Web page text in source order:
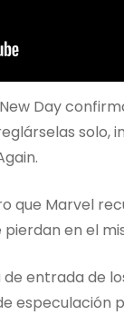
Day
solo,
que Marvel
en el
entrada de
especulación